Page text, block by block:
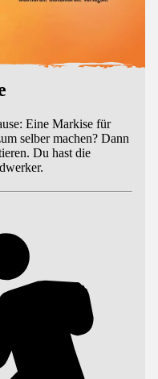
Eine Markise für
selber machen? Dann
Du hast die